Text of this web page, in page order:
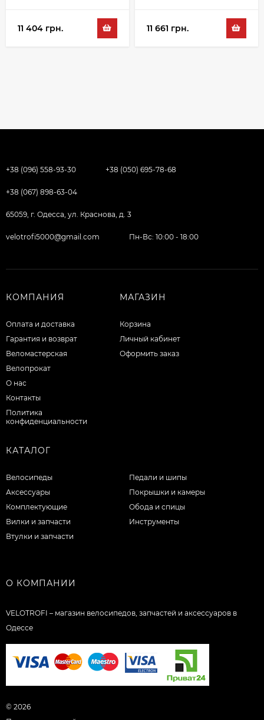
11 404 грн.
11 661 грн.
+38 (096) 558-93-30 +38 (050) 695-78-68
+38 (067) 898-63-04
65059, г. Одесса, ул. Краснова, д. 3
velotrofi5000@gmail.com Пн-Вс: 10:00 - 18:00
КОМПАНИЯ
Оплата и доставка
Гарантия и возврат
Веломастерская
Велопрокат
О нас
Контакты
Политика
конфиденциальности
МАГАЗИН
Корзина
Личный кабинет
Оформить заказ
КАТАЛОГ
Велосипеды
Аксессуары
Комплектующие
Вилки и запчасти
Втулки и запчасти
Педали и шипы
Покрышки и камеры
Обода и спицы
Инструменты
О КОМПАНИИ
VELOTROFI – магазин велосипедов, запчастей и аксессуаров в
Одессе
© 2026